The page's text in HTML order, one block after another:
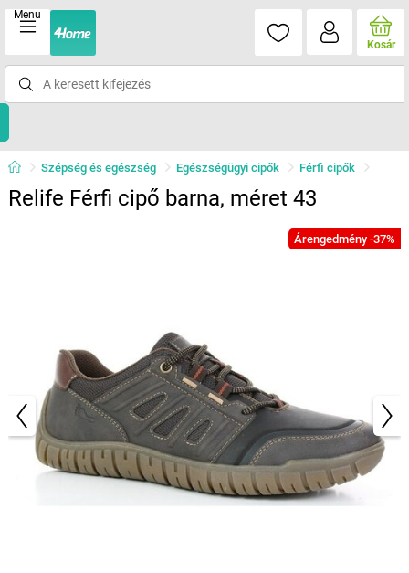
Menu
Kosár
Szépség és egészség Egészségügyi cipők Férfi cipők
Relife Férfi cipő barna, méret 43
Árengedmény -37%